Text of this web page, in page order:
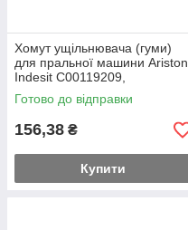
Хомут ущільнювача (гуми)
для пральної машини Ariston,
Indesit C00119209,
C00508687 (внутрішній)
Готово до відправки
156,38 ₴
Купити